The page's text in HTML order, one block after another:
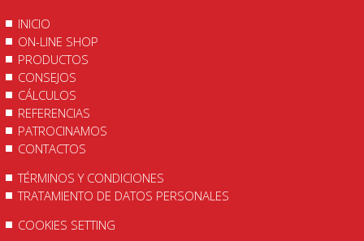
INICIO
ON-LINE SHOP
PRODUCTOS
CONSEJOS
CÁLCULOS
REFERENCIAS
PATROCINAMOS
CONTACTOS
TÉRMINOS Y CONDICIONES
TRATAMIENTO DE DATOS PERSONALES
COOKIES SETTING